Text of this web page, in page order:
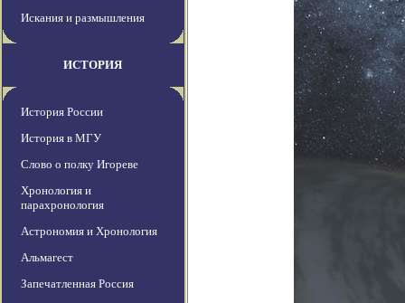
Искания и размышления
ИСТОРИЯ
История России
История в МГУ
Слово о полку Игореве
Хронология и
парахронология
Астрономия и Хронология
Альмагест
Запечатленная Россия